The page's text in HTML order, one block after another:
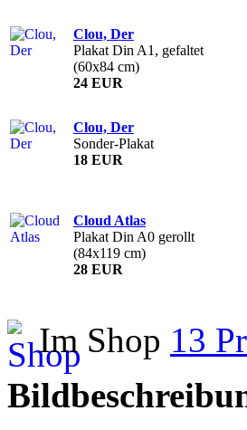
Clou, Der
Plakat Din A1, gefaltet
(60x84 cm)
24 EUR
Clou, Der
Sonder-Plakat
18 EUR
Cloud Atlas
Plakat Din A0 gerollt
(84x119 cm)
28 EUR
Im Shop 13